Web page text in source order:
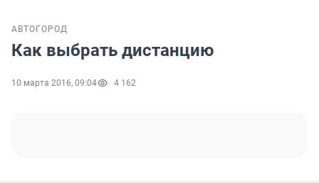
АВТО ГОРОД
Как выбрать дистанцию
10 марта 2016, 09:04 4 162